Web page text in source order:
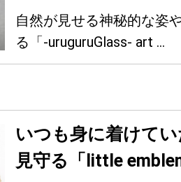
自然が見せる神秘的な姿
る「-uruguruGlass- art ...
いつも身に着けて
見守る「little